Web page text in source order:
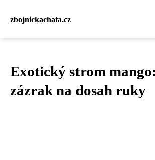
zbojnickachata.cz
Exotický strom
zázrak na dosah ruky